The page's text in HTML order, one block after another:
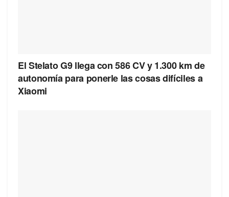
El Stelato G9 llega con 586 CV y 1.300 km de
autonomía para ponerle las cosas difíciles a
Xiaomi